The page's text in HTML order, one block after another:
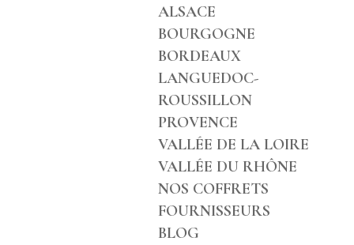
ALSACE
BOURGOGNE
BORDEAUX
LANGUEDOC-
ROUSSILLON
PROVENCE
VALLÉE DE LA LOIRE
VALLÉE DU RHÔNE
NOS COFFRETS
FOURNISSEURS
BLOG